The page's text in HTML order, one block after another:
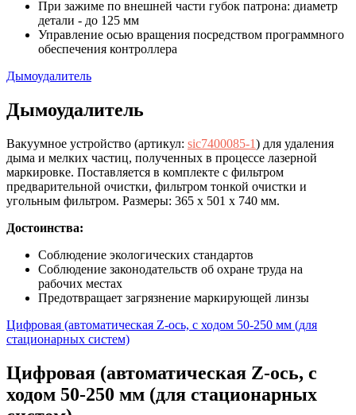
При зажиме по внешней части губок патрона: диаметр
детали - до 125 мм
Управление осью вращения посредством программного
обеспечения контроллера
Дымоудалитель
Дымоудалитель
Вакуумное устройство (артикул: sic7400085-1) для удаления
дыма и мелких частиц, полученных в процессе лазерной
маркировке. Поставляется в комплекте с фильтром
предварительной очистки, фильтром тонкой очистки и
угольным фильтром. Размеры: 365 x 501 x 740 мм.
Достоинства:
Соблюдение экологических стандартов
Соблюдение законодательств об охране труда на
рабочих местах
Предотвращает загрязнение маркирующей линзы
Цифровая (автоматическая Z-ось, с ходом 50-250 мм (для
стационарных систем)
Цифровая (автоматическая Z-ось, с
ходом 50-250 мм (для стационарных